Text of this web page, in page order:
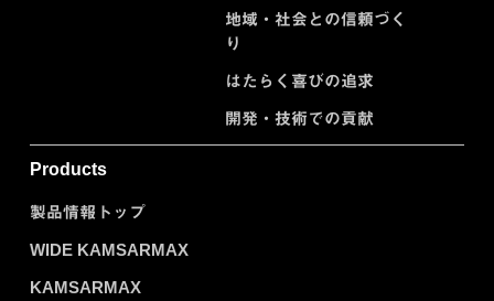
地域・社会との信頼づく
り
はたらく喜びの追求
開発・技術での貢献
Products
製品情報トップ
WIDE KAMSARMAX
KAMSARMAX